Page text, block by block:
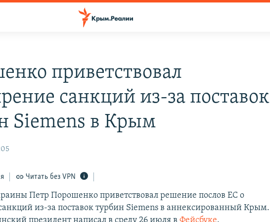
приветствовал
санкций из-за поставок
Siemens в Крым
Читать без VPN
Петр Порошенко приветствовал решение послов ЕС о
из-за поставок турбин Siemens в аннексированный Крым.